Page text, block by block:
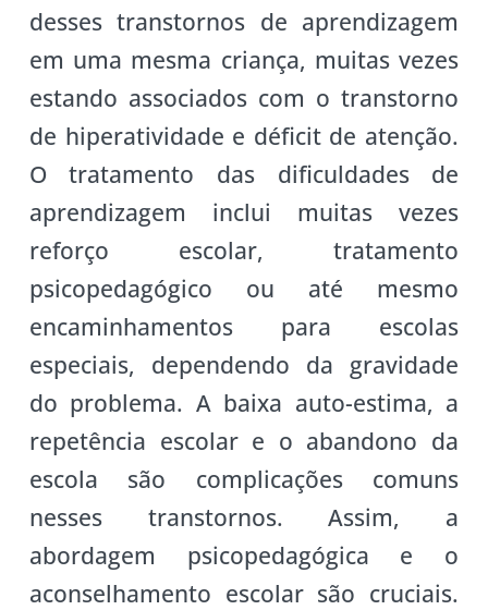
desses transtornos de aprendizagem
em uma mesma criança, muitas vezes
estando associados com o transtorno
de hiperatividade e déficit de atenção.
O tratamento das dificuldades de
aprendizagem inclui muitas vezes
reforço escolar, tratamento
psicopedagógico ou até mesmo
encaminhamentos para escolas
especiais, dependendo da gravidade
do problema. A baixa auto-estima, a
repetência escolar e o abandono da
escola são complicações comuns
nesses transtornos. Assim, a
abordagem psicopedagógica e o
aconselhamento escolar são cruciais.